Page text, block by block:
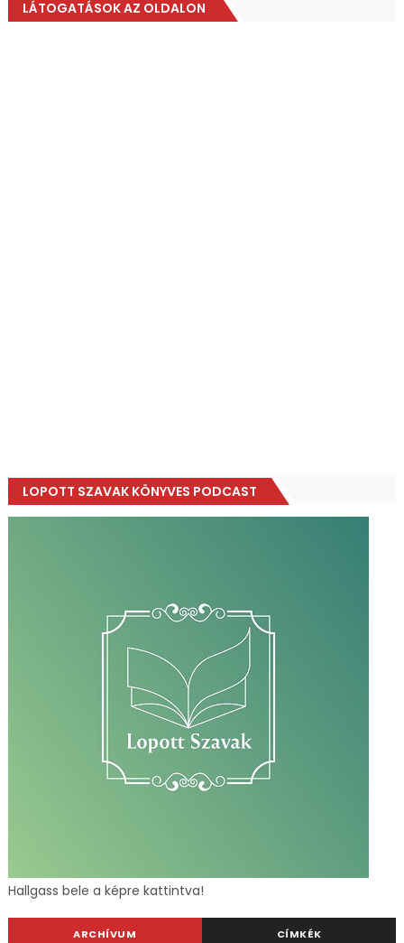
LÁTOGATÁSOK AZ OLDALON
LOPOTT SZAVAK KÖNYVES PODCAST
Hallgass bele a képre kattintva!
ARCHÍVUM CÍMKÉK